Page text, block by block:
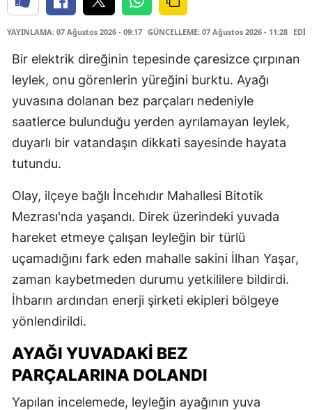
YAYINLAMA: 07 Ağustos 2026 - 09:17 GÜNCELLEME: 07 Ağustos 2026 - 11:28
Bir elektrik direğinin tepesinde çaresizce çırpınan
leylek, onu görenlerin yüreğini burktu. Ayağı
yuvasına dolanan bez parçaları nedeniyle
saatlerce bulunduğu yerden ayrılamayan leylek,
duyarlı bir vatandaşın dikkati sayesinde hayata
tutundu.
Olay, ilçeye bağlı İncehıdır Mahallesi Bitotik
Mezrası'nda yaşandı. Direk üzerindeki yuvada
hareket etmeye çalışan leyleğin bir türlü
uçamadığını fark eden mahalle sakini İlhan Yaşar,
zaman kaybetmeden durumu yetkililere bildirdi.
İhbarın ardından enerji şirketi ekipleri bölgeye
yönlendirildi.
AYAĞI YUVADAKİ BEZ
PARÇALARINA DOLANDI
Yapılan incelemede, leyleğin ayağının yuva